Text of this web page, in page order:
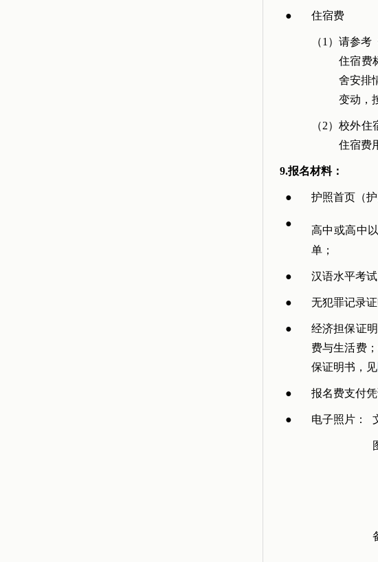
● 住宿费
（1） 请参考
住宿费
舍安排
变动，
（2） 校外住
住宿费
9.报名材料：
● 护照首页（
●
高中或高中
单；
● 汉语水平考
● 无犯罪记录
●
经济担保证
费与生活费
保证明书，见
● 报名费支付
● 电子照片：